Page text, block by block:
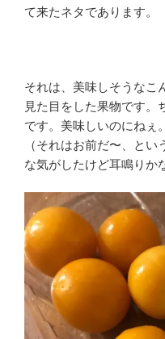
て来たネタであります。
それは、美味しそうなこ
見た目をした果物です。
です。美味しいのにねぇ
（それはお前だ〜、と
な気がしたけど耳鳴りか